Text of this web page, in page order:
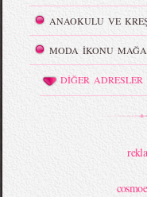
ANAOKULU VE
MODA İKONU
DİĞER ADRESLER